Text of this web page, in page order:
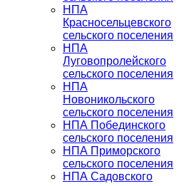
НПА
Красносельцевского
сельского поселения
НПА
Луговопролейского
сельского поселения
НПА
Новоникольского
сельского поселения
НПА Побединского
сельского поселения
НПА Приморского
сельского поселения
НПА Садовского